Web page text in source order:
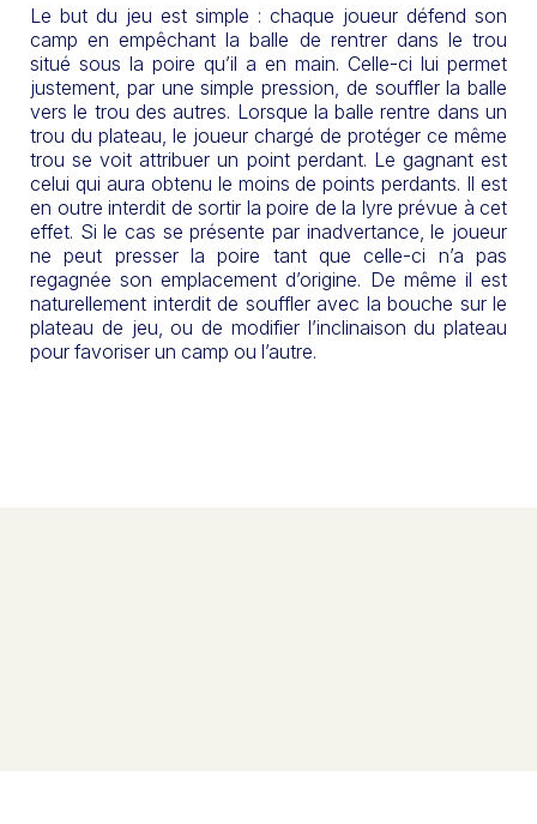
Le but du jeu est simple : chaque joueur défend son
camp en empêchant la balle de rentrer dans le trou
situé sous la poire qu’il a en main. Celle-ci lui permet
justement, par une simple pression, de souffler la balle
vers le trou des autres. Lorsque la balle rentre dans un
trou du plateau, le joueur chargé de protéger ce même
trou se voit attribuer un point perdant. Le gagnant est
celui qui aura obtenu le moins de points perdants. Il est
en outre interdit de sortir la poire de la lyre prévue à cet
effet. Si le cas se présente par inadvertance, le joueur
ne peut presser la poire tant que celle-ci n’a pas
regagnée son emplacement d’origine. De même il est
naturellement interdit de souffler avec la bouche sur le
plateau de jeu, ou de modifier l’inclinaison du plateau
pour favoriser un camp ou l’autre.